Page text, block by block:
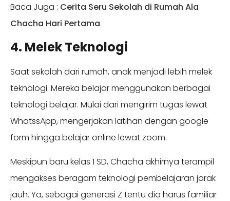
Baca Juga : Cerita Seru Sekolah di Rumah Ala
Chacha Hari Pertama
4. Melek Teknologi
Saat sekolah dari rumah, anak menjadi lebih melek
teknologi. Mereka belajar menggunakan berbagai
teknologi belajar. Mulai dari mengirim tugas lewat
WhatssApp, mengerjakan latihan dengan google
form hingga belajar online lewat zoom.
Meskipun baru kelas 1 SD, Chacha akhirnya terampil
mengakses beragam teknologi pembelajaran jarak
jauh. Ya, sebagai generasi Z tentu dia harus familiar